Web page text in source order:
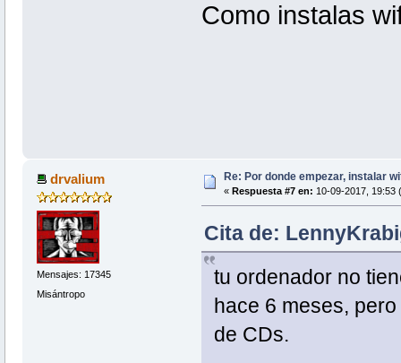
Como instalas
drvalium
Mensajes: 17345
Misántropo
Re: Por donde empezar, instalar
« Respuesta #7 en: 10-09-2017, 19:53
Cita de:
tu ordenador no
hace 6 meses,
de CDs.